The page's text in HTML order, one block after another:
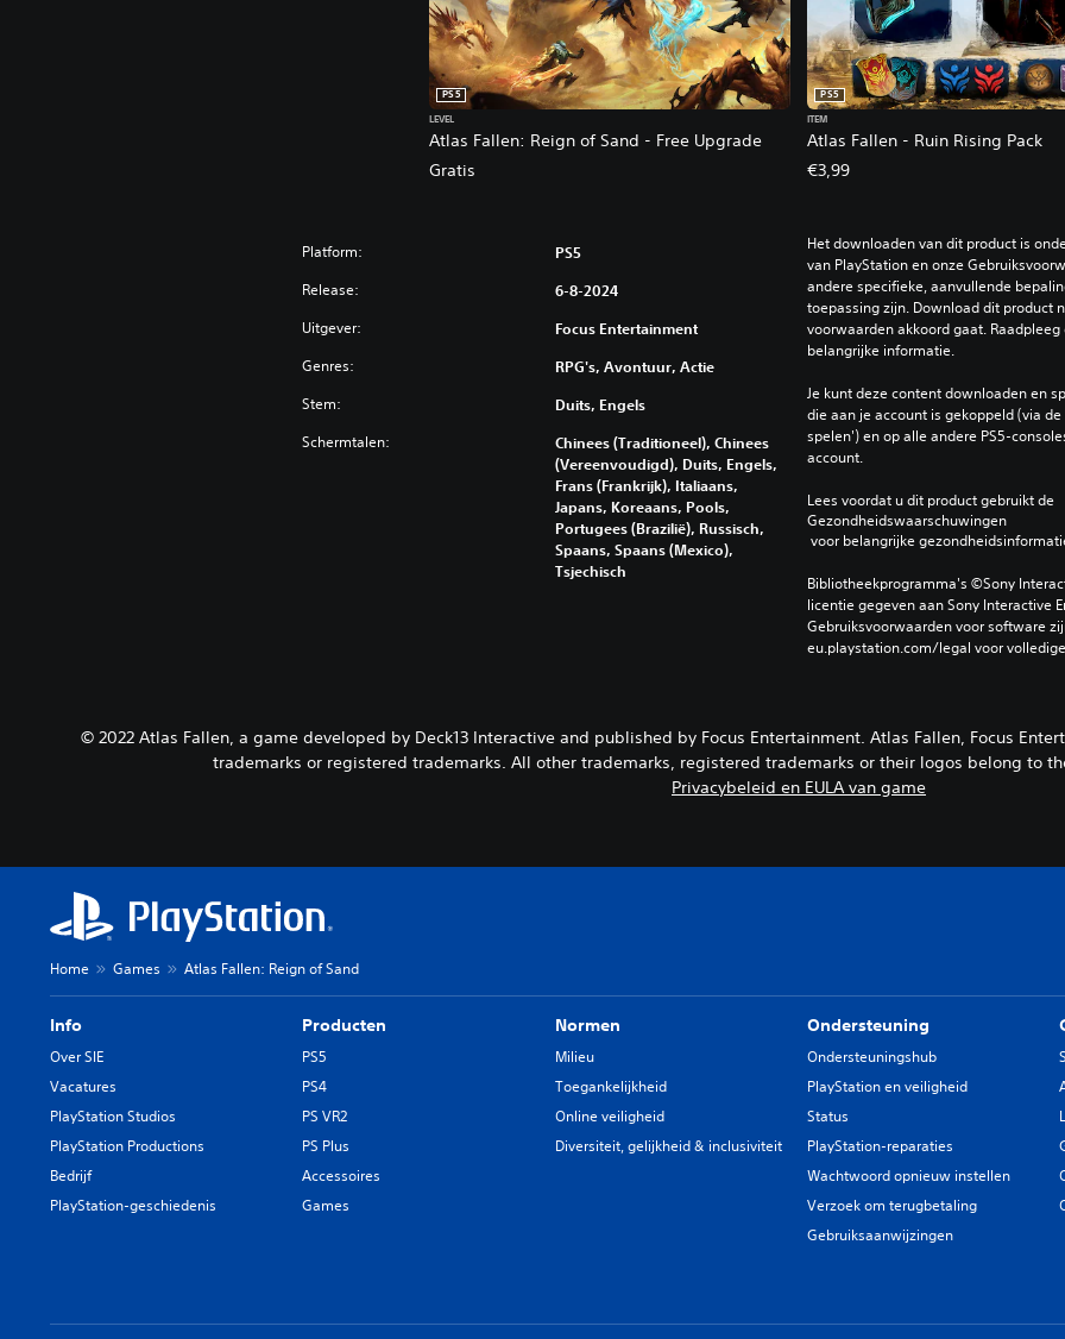
Atlas Fallen: Reign of Sand - Free Upgrade
PS5
LEVEL
Gratis
Atlas Fallen - Ruin Rising Pack
PS5
ITEM
€3,99
Platform: PS5
Release: 6-8-2024
Uitgever: Focus Entertainment
Genres: RPG's, Avontuur, Actie
Stem: Duits, Engels
Schermtalen:
Chinees (Traditioneel), Chinees
(Vereenvoudigd), Duits, Engels,
Frans (Frankrijk), Italiaans,
Japans, Koreaans, Pools,
Portugees (Brazilië), Russisch,
Spaans, Spaans (Mexico),
Tsjechisch
Het downloaden van dit product is
van PlayStation en onze
andere specifieke, aanvullende
toepassing zijn. Download dit product
voorwaarden akkoord gaat.
belangrijke informatie.
Je kunt deze content downloaden en
die aan je account is gekoppeld (via
spelen') en op alle andere PS5-
account.
Lees voordat u dit product gebruikt de
Gezondheidswaarschuwingen
voor belangrijke
Bibliotheekprogramma's ©Sony
licentie gegeven aan Sony Interactive
Gebruiksvoorwaarden voor software
eu.playstation.com/legal voor
© 2022 Atlas Fallen, a game developed by Deck13 Interactive and published by Focus Entertainment. Atlas Fallen, Focus
trademarks or registered trademarks. All other trademarks, registered trademarks or their logos belong to
Privacybeleid en EULA van game
Home Games Atlas Fallen: Reign of Sand
Info
Over SIE
Vacatures
PlayStation Studios
PlayStation Productions
Bedrijf
PlayStation-geschiedenis
Producten
PS5
PS4
PS VR2
PS Plus
Accessoires
Games
Normen
Milieu
Toegankelijkheid
Online veiligheid
Diversiteit, gelijkheid & inclusiviteit
Ondersteuning
Ondersteuningshub
PlayStation en veiligheid
Status
PlayStation-reparaties
Wachtwoord opnieuw instellen
Verzoek om terugbetaling
Gebruiksaanwijzingen